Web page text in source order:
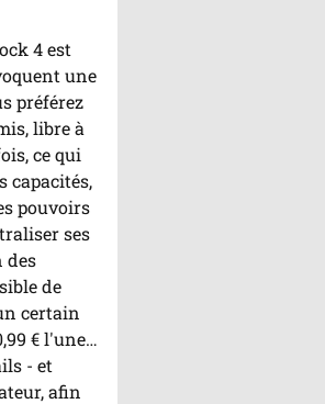
4 est
une
préférez
libre à
ce qui
capacités,
pouvoirs
ses
des
de
certain
€ l'une…
- et
afin